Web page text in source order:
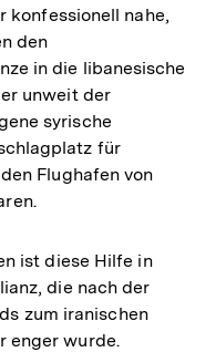
konfessionell nahe,
den
in die libanesische
unweit der
syrische
für
Flughafen von
ist diese Hilfe in
die nach der
zum iranischen
enger wurde.